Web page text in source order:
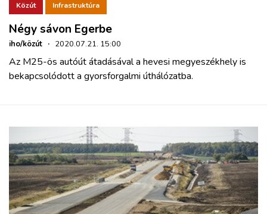
Közút Infrastruktúra
Négy sávon Egerbe
iho/közút · 2020.07.21. 15:00
Az M25-ös autóút átadásával a hevesi megyeszékhely is
bekapcsolódott a gyorsforgalmi úthálózatba.